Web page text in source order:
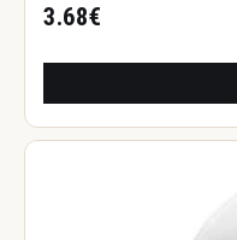
3.68€